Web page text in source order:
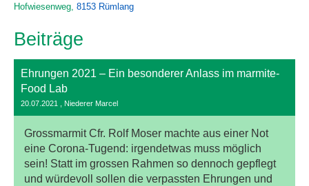
Hofwiesenweg, 8153 Rümlang
Beiträge
Ehrungen 2021 – Ein besonderer Anlass im marmite-
Food Lab
20.07.2021 , Niederer Marcel
Grossmarmit Cfr. Rolf Moser machte aus einer Not
eine Corona-Tugend: irgendetwas muss möglich
sein! Statt im grossen Rahmen so dennoch gepflegt
und würdevoll sollen die verpassten Ehrungen und